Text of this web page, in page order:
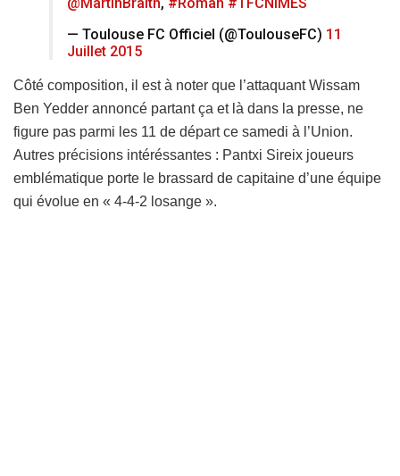
— Toulouse FC Officiel (@ToulouseFC) 11
Juillet 2015
Côté composition, il est à noter que l’attaquant Wissam
Ben Yedder annoncé partant ça et là dans la presse, ne
figure pas parmi les 11 de départ ce samedi à l’Union.
Autres précisions intéréssantes : Pantxi Sireix joueurs
emblématique porte le brassard de capitaine d’une équipe
qui évolue en « 4-4-2 losange ».